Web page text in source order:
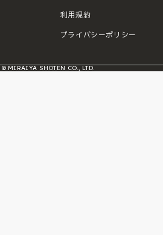
利用規約
プライバシーポリシー
© MIRAIYA SHOTEN CO., LTD.